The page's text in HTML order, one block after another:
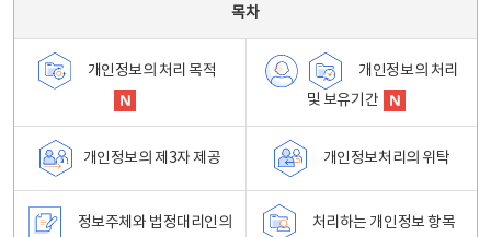
목차
개인정보의 처리 목적
개인정보의 처리
및 보유기간
개인정보의 제3자 제공 개인정보처리의 위탁
정보주체와 법정대리인의
처리하는 개인정보 항목